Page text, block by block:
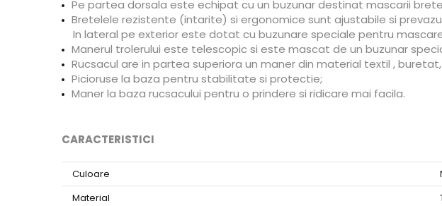
Pe partea dorsala este echipat cu un buzunar destinat mascarii
Bretelele rezistente (intarite) si ergonomice sunt ajustabile si
In lateral pe exterior este dotat cu buzunare speciale pentru
Manerul trolerului este telescopic si este mascat de un buzunar
Rucsacul are in partea superiora un maner din material textil ,
Picioruse la baza pentru stabilitate si protectie;
Maner la baza rucsacului pentru o prindere si ridicare mai facila.
CARACTERISTICI
Culoare
Material